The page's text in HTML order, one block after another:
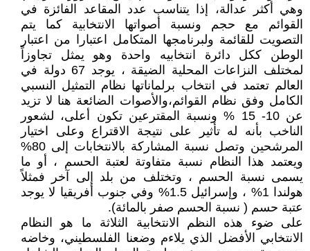
وهي أكثر عدالة، إذا يتناسب عدد المقاعد الفائزة في
القوائم مع حجم ونسبة أصواتها الانتخابية كما يتم
التصويت للقائمة ولبرنامجها المتكامل اعتبارا من اعتبار
الوطن ككل دائرة انتخابيه واحدة وهو يمثل تجاوزاً
لمختلف النزاعات المحلية الضيقة ، يوجد 67 دولة في
العالم تعتمد في انتخاب برلماناتها نظام التمثيل النسبي
الكامل وفق نظام القوائم،والأصوات الضائعة هنا لا تزيد
عن 10- 15 % ونسبة المقترعين تكون أعلى، لشعور
الناخب بأنه له تأثير على نتيجة الاقتراع وعلى اختيار
المرشحين وتصل نسبة المشاركة بالانتخابات إلى 80%
ويعتمد هذا النظام نسبة متفاوتة لعتبة الحسم ، أو ما
يسمى نسبة الحسم ، وتختلف من بلد إلى آخر فمثلاً
هولندا 1% ، وإسرائيل 1.5% وفي جنوب أفريقيا لا يوجد
عتبة حسم ( نسبة الحسم صفر بالمائة).
على ضوء هذه النظم الانتخابية الثلاثة ما هو النظام
الانتخابي الأفضل الذي يلاءم وضعنا الفلسطيني، وخاضه